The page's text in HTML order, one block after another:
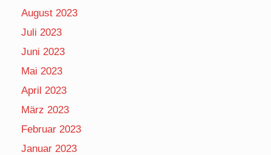
August 2023
Juli 2023
Juni 2023
Mai 2023
April 2023
März 2023
Februar 2023
Januar 2023